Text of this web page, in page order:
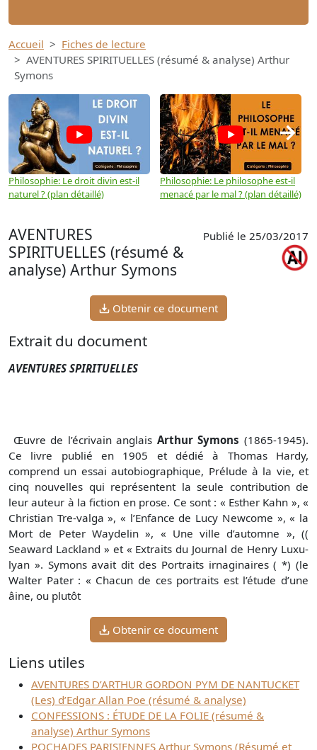
Accueil
Fiches de lecture
AVENTURES SPIRITUELLES (résumé & analyse) Arthur
Symons
Philosophie: Le droit divin est-il
naturel ? (plan détaillé)
Philosophie: Le philosophe est-il
menacé par le mal ? (plan détaillé)
→
AVENTURES
SPIRITUELLES (résumé &
analyse) Arthur Symons
Publié le 25/03/2017
Obtenir ce document
Extrait du document
AVENTURES SPIRITUELLES
Œuvre de l’écrivain anglais Arthur Symons (1865-1945).
Ce livre publié en 1905 et dédié à Thomas Hardy,
comprend un essai autobiographique, Prélude à la vie, et
cinq nouvelles qui représentent la seule contribution de
leur auteur à la fiction en prose. Ce sont : « Esther Kahn », «
Christian Tre-valga », « l’Enfance de Lucy Newcome », « la
Mort de Peter Waydelin », « Une ville d’automne », ((
Seaward Lackland » et « Extraits du Journal de Henry Luxu-
lyan ». Symons avait dit des Portraits irnaginaires ( *) (le
Walter Pater : « Chacun de ces portraits est l’étude d’une
âine, ou plutôt
Obtenir ce document
Liens utiles
AVENTURES D’ARTHUR GORDON PYM DE NANTUCKET
(Les) d’Edgar Allan Poe (résumé & analyse)
CONFESSIONS : ÉTUDE DE LA FOLIE (résumé &
analyse) Arthur Symons
POCHADES PARISIENNES Arthur Symons (Résumé et